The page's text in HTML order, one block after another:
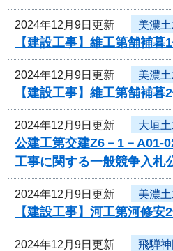
2024年12月9日更新 美濃
【建設工事】維工第舗補
2024年12月9日更新 美濃
【建設工事】維工第舗補
2024年12月9日更新 大垣
公建工第交建Z6－1－
工事に関する一般競争入札
2024年12月9日更新 美濃
【建設工事】河工第河修
2024年12月9日更新 飛騨